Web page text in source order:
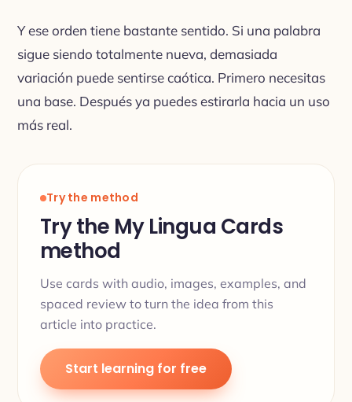
Y ese orden tiene bastante sentido. Si una palabra
sigue siendo totalmente nueva, demasiada
variación puede sentirse caótica. Primero necesitas
una base. Después ya puedes estirarla hacia un uso
más real.
Try the method
Try the My Lingua Cards
method
Use cards with audio, images, examples, and
spaced review to turn the idea from this
article into practice.
Start learning for free